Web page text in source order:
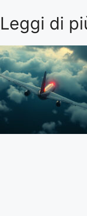
Leggi di